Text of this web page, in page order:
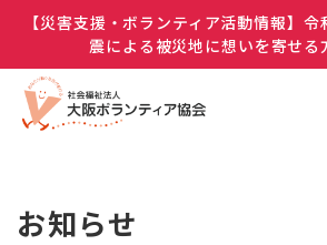
【災害支援・ボランティア活動情報】令
震による被災地に想いを寄せる
お知らせ